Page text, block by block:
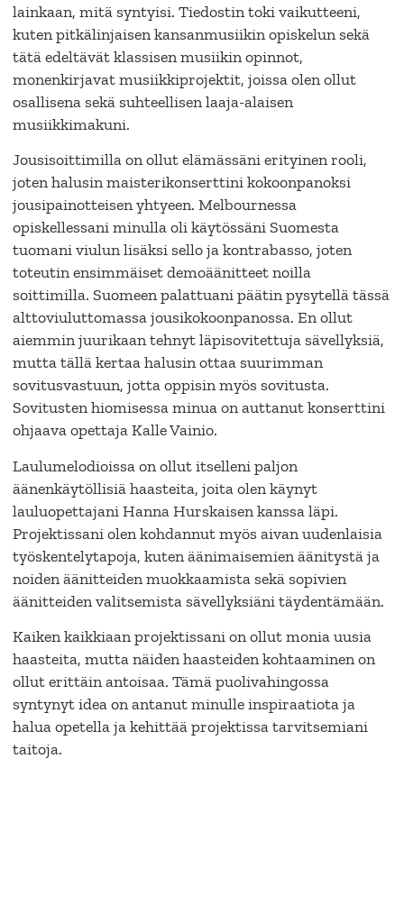
lainkaan, mitä syntyisi. Tiedostin toki vaikutteeni,
kuten pitkälinjaisen kansanmusiikin opiskelun sekä
tätä edeltävät klassisen musiikin opinnot,
monenkirjavat musiikkiprojektit, joissa olen ollut
osallisena sekä suhteellisen laaja-alaisen
musiikkimakuni.
Jousisoittimilla on ollut elämässäni erityinen rooli,
joten halusin maisterikonserttini kokoonpanoksi
jousipainotteisen yhtyeen. Melbournessa
opiskellessani minulla oli käytössäni Suomesta
tuomani viulun lisäksi sello ja kontrabasso, joten
toteutin ensimmäiset demoäänitteet noilla
soittimilla. Suomeen palattuani päätin pysytellä tässä
alttoviuluttomassa jousikokoonpanossa. En ollut
aiemmin juurikaan tehnyt läpisovitettuja sävellyksiä,
mutta tällä kertaa halusin ottaa suurimman
sovitusvastuun, jotta oppisin myös sovitusta.
Sovitusten hiomisessa minua on auttanut konserttini
ohjaava opettaja Kalle Vainio.
Laulumelodioissa on ollut itselleni paljon
äänenkäytöllisiä haasteita, joita olen käynyt
lauluopettajani Hanna Hurskaisen kanssa läpi.
Projektissani olen kohdannut myös aivan uudenlaisia
työskentelytapoja, kuten äänimaisemien äänitystä ja
noiden äänitteiden muokkaamista sekä sopivien
äänitteiden valitsemista sävellyksiäni täydentämään.
Kaiken kaikkiaan projektissani on ollut monia uusia
haasteita, mutta näiden haasteiden kohtaaminen on
ollut erittäin antoisaa. Tämä puolivahingossa
syntynyt idea on antanut minulle inspiraatiota ja
halua opetella ja kehittää projektissa tarvitsemiani
taitoja.